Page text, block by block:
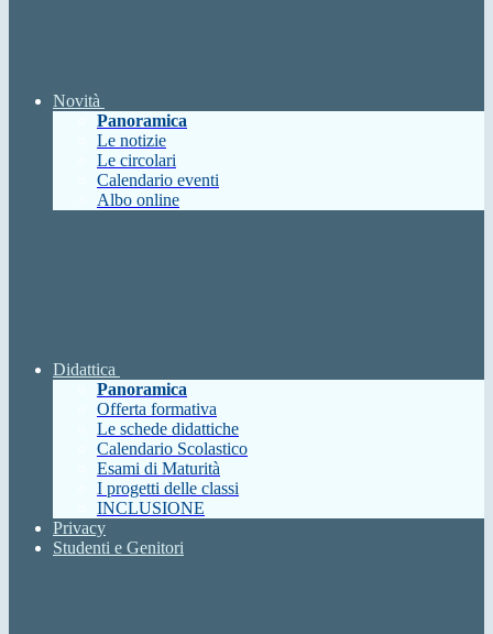
Novità
Panoramica
Le notizie
Le circolari
Calendario eventi
Albo online
Didattica
Panoramica
Offerta formativa
Le schede didattiche
Calendario Scolastico
Esami di Maturità
I progetti delle classi
INCLUSIONE
Privacy
Studenti e Genitori